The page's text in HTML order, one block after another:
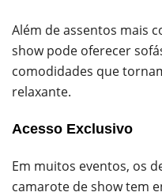
Além de assentos mais
show pode oferecer
comodidades que
relaxante.
Acesso Exclusivo
Em muitos eventos, os
camarote de show tem